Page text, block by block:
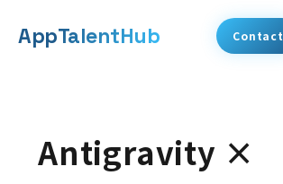
メ
AppTalentHub Contact
代表挨拶
Antigravity ×